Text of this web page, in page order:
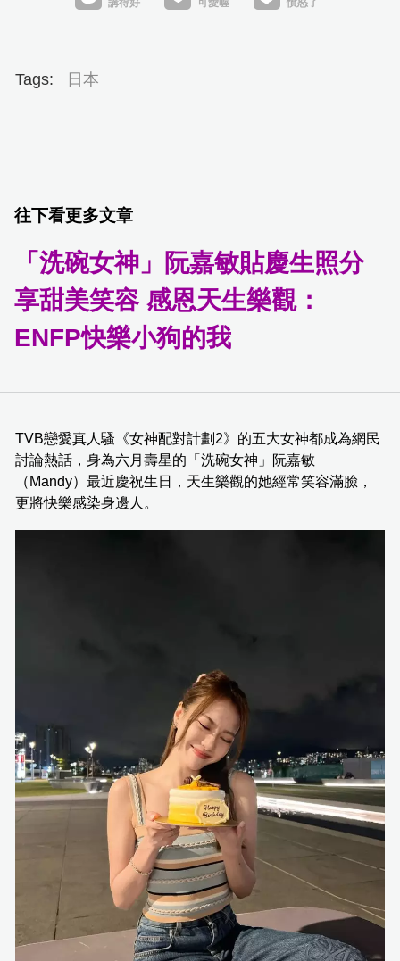
Tags: 日本
往下看更多文章
「洗碗女神」阮嘉敏貼慶生照分
享甜美笑容 感恩天生樂觀：
ENFP快樂小狗的我
TVB戀愛真人騷《女神配對計劃2》的五大女神都成為網民
討論熱話，身為六月壽星的「洗碗女神」阮嘉敏
（Mandy）最近慶祝生日，天生樂觀的她經常笑容滿臉，
更將快樂感染身邊人。